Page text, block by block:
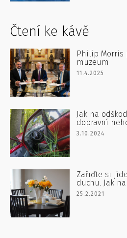
Čtení ke kávě
Philip Morris
muzeum
11.4.2025
Jak na
dopravní
3.10.2024
Zařiďte si
duchu. Jak
25.2.2021